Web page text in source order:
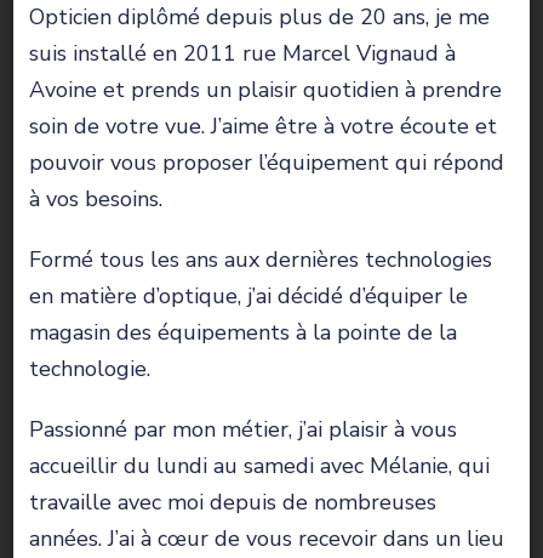
Opticien diplômé depuis plus de 20 ans, je me
suis installé en 2011 rue Marcel Vignaud à
Avoine et prends un plaisir quotidien à prendre
soin de votre vue. J’aime être à votre écoute et
pouvoir vous proposer l’équipement qui répond
à vos besoins.
Formé tous les ans aux dernières technologies
en matière d’optique, j’ai décidé d’équiper le
magasin des équipements à la pointe de la
technologie.
Passionné par mon métier, j’ai plaisir à vous
accueillir du lundi au samedi avec Mélanie, qui
travaille avec moi depuis de nombreuses
années. J’ai à cœur de vous recevoir dans un lieu